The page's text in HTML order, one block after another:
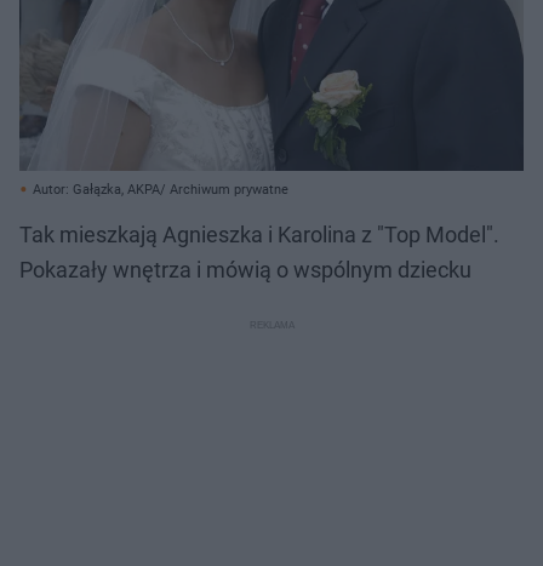
Autor: Gałązka, AKPA/ Archiwum prywatne
Tak mieszkają Agnieszka i Karolina z "Top Model".
Pokazały wnętrza i mówią o wspólnym dziecku